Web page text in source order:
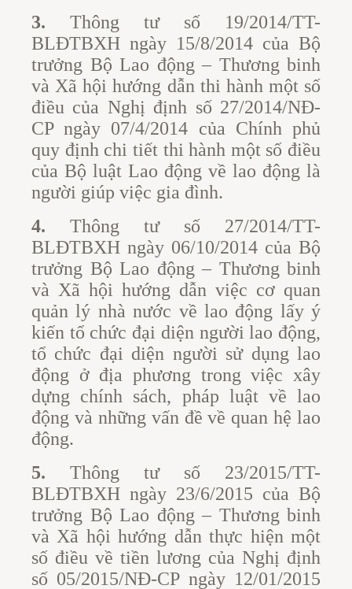
3. Thông tư số 19/2014/TT-
BLĐTBXH ngày 15/8/2014 của Bộ
trưởng Bộ Lao động – Thương binh
và Xã hội hướng dẫn thi hành một số
điều của Nghị định số 27/2014/NĐ-
CP ngày 07/4/2014 của Chính phủ
quy định chi tiết thi hành một số điều
của Bộ luật Lao động về lao động là
người giúp việc gia đình.
4. Thông tư số 27/2014/TT-
BLĐTBXH ngày 06/10/2014 của Bộ
trưởng Bộ Lao động – Thương binh
và Xã hội hướng dẫn việc cơ quan
quản lý nhà nước về lao động lấy ý
kiến tổ chức đại diện người lao động,
tổ chức đại diện người sử dụng lao
động ở địa phương trong việc xây
dựng chính sách, pháp luật về lao
động và những vấn đề về quan hệ lao
động.
5. Thông tư số 23/2015/TT-
BLĐTBXH ngày 23/6/2015 của Bộ
trưởng Bộ Lao động – Thương binh
và Xã hội hướng dẫn thực hiện một
số điều về tiền lương của Nghị định
số 05/2015/NĐ-CP ngày 12/01/2015